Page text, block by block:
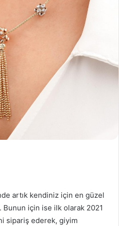
artık kendiniz için en güzel
için ise ilk olarak 2021
sipariş ederek, giyim